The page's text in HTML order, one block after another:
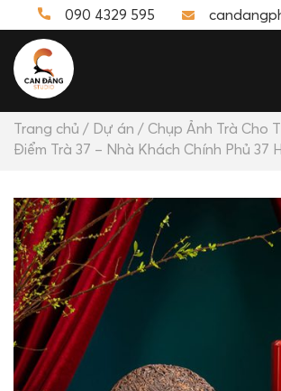
090 4329 595
Trang chủ / Dự án / Chụp Ảnh Trà Cho
Điểm Trà 37 – Nhà Khách Chính Phủ 37